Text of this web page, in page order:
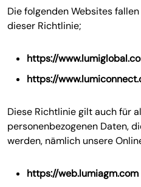
Die folgenden Websites
dieser Richtlinie;
https://
https://
Diese Richtlinie gilt auch für
personenbezogenen Daten,
werden, nämlich unsere
https://web.lumiagm.com